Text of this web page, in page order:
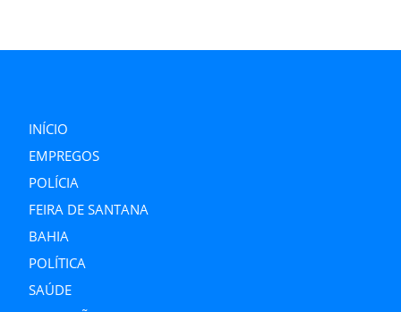
INÍCIO
EMPREGOS
POLÍCIA
FEIRA DE SANTANA
BAHIA
POLÍTICA
SAÚDE